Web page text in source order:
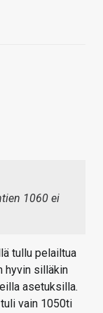
1060 ei
tullu pelailtua
hyvin silläkin
asetuksilla.
vain 1050ti